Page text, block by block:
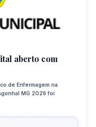
aberto com
de Enfermagem na
MG 2026 foi